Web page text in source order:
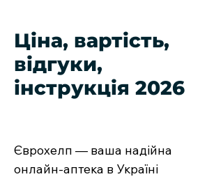
Ціна, вартість,
відгуки,
інструкція 2026
Єврохелп — ваша надійна
онлайн-аптека в Україні